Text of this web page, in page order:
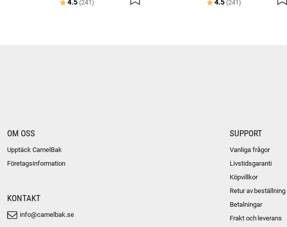
4.5 (241) 4.5(241)
OM OSS
Upptäck CamelBak
Företagsinformation
KONTAKT
info@camelbak.se
SUPPORT
Vanliga frågor
Livstidsgaranti
Köpvillkor
Retur av beställning
Betalningar
Frakt och leverans